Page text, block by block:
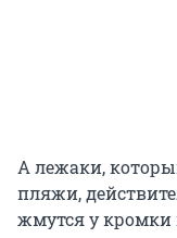
А лежаки,
пляжи,
жмутся у кромки